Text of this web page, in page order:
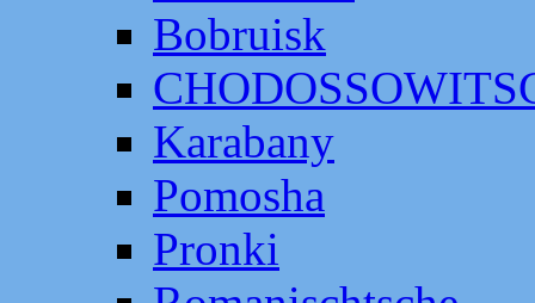
Bobruisk
Karabany
Pomosha
Pronki